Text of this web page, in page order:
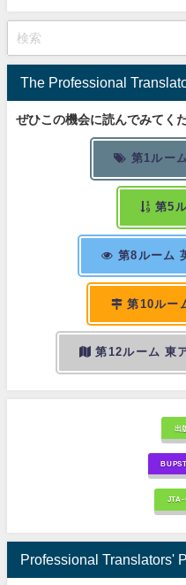
The Professional
ぜひこの機会に読んでみてく
第1ルー
第5
第8ルーム
第10ルー
第12ルーム 東
出
JTA-
Professional Translators'